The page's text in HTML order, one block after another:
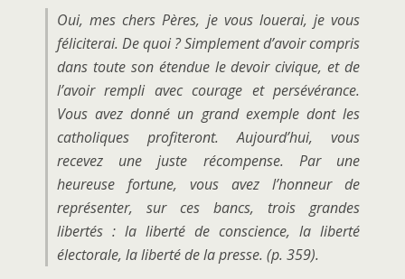
Oui, mes chers Pères, je vous louerai, je vous
féliciterai. De quoi ? Simplement d’avoir compris
dans toute son étendue le devoir civique, et de
l’avoir rempli avec courage et persévérance.
Vous avez donné un grand exemple dont les
catholiques profiteront. Aujourd’hui, vous
recevez une juste récompense. Par une
heureuse fortune, vous avez l’honneur de
représenter, sur ces bancs, trois grandes
libertés : la liberté de conscience, la liberté
électorale, la liberté de la presse. (p. 359).